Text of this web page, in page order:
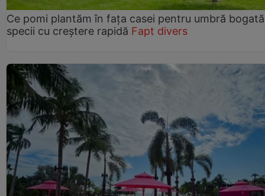
Ce pomi plantăm în fața casei pentru umbră
specii cu creștere rapidă Fapt divers